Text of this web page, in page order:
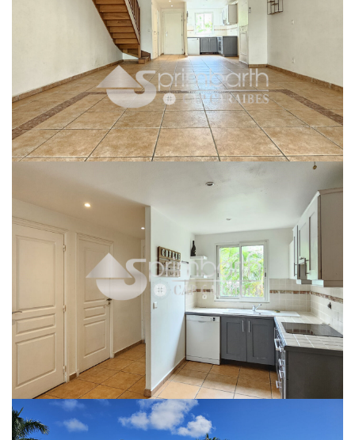
Dans une résidence calme et verdoyante, un Appartement A RENOVER type
T4 en triplex d'une superficie d'environ 136,74 m² avec de beaux volumes
comprenant :
- Un premier niveau composé de : une entrée sous porche, un hall, une
cuisine américaine, un WC séparé, un cellier, escalier menant à l'étage, un
séjour et une varangue de 10.53m²,